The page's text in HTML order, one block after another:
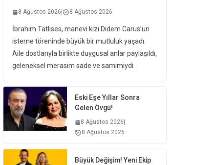
8 Ağustos 2026 8 Ağustos 2026
İbrahim Tatlıses, manevi kızı Didem Carus’un
isteme töreninde büyük bir mutluluk yaşadı.
Aile dostlarıyla birlikte duygusal anlar paylaşıldı,
geleneksel merasim sade ve samimiydi.
Eski Eşe Yıllar Sonra
Gelen Övgü!
8 Ağustos 2026
8 Ağustos 2026
Büyük Değişim! Yeni Ekip